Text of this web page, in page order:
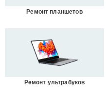
Ремонт планшетов
Ремонт ультрабуков